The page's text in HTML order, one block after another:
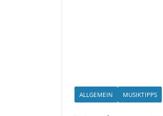
ALLGEMEIN MUSIKTIPPS